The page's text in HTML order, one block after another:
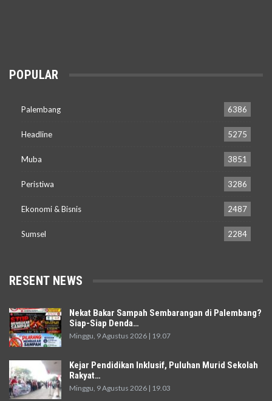
POPULAR
Palembang 6386
Headline 5275
Muba 3851
Peristiwa 3286
Ekonomi & Bisnis 2487
Sumsel 2284
RESENT NEWS
Nekat Bakar Sampah Sembarangan di Palembang?
Siap-Siap Denda…
Minggu, 9 Agustus 2026 | 19.07
Kejar Pendidikan Inklusif, Puluhan Murid Sekolah
Rakyat…
Minggu, 9 Agustus 2026 | 19.03